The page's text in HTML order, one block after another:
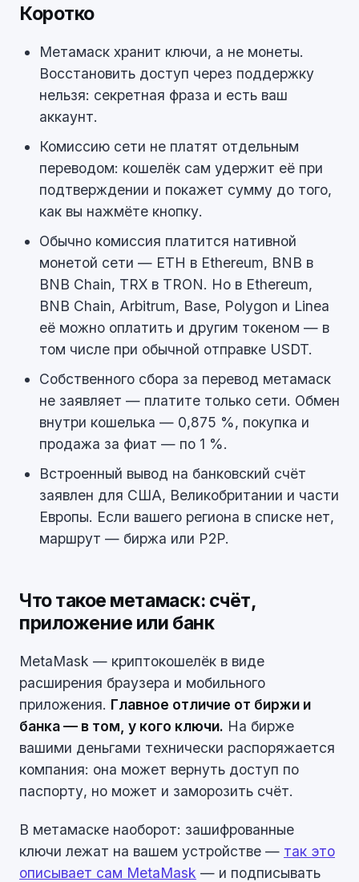
Коротко
Метамаск хранит ключи, а не монеты.
Восстановить доступ через поддержку
нельзя: секретная фраза и есть ваш
аккаунт.
Комиссию сети не платят отдельным
переводом: кошелёк сам удержит её при
подтверждении и покажет сумму до того,
как вы нажмёте кнопку.
Обычно комиссия платится нативной
монетой сети — ETH в Ethereum, BNB в
BNB Chain, TRX в TRON. Но в Ethereum,
BNB Chain, Arbitrum, Base, Polygon и Linea
её можно оплатить и другим токеном — в
том числе при обычной отправке USDT.
Собственного сбора за перевод метамаск
не заявляет — платите только сети. Обмен
внутри кошелька — 0,875 %, покупка и
продажа за фиат — по 1 %.
Встроенный вывод на банковский счёт
заявлен для США, Великобритании и части
Европы. Если вашего региона в списке нет,
маршрут — биржа или P2P.
Что такое метамаск: счёт,
приложение или банк
MetaMask — криптокошелёк в виде
расширения браузера и мобильного
приложения. Главное отличие от биржи и
банка — в том, у кого ключи. На бирже
вашими деньгами технически распоряжается
компания: она может вернуть доступ по
паспорту, но может и заморозить счёт.
В метамаске наоборот: зашифрованные
ключи лежат на вашем устройстве — так это
описывает сам MetaMask — и подписывать